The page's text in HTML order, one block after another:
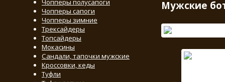
Чопперы полусапоги
Чопперы сапоги
Чопперы зимние
Трексайдеры
Топсайдеры
Мокасины
Сандали, тапочки мужские
Кроссовки, кеды
Туфли
Мужские